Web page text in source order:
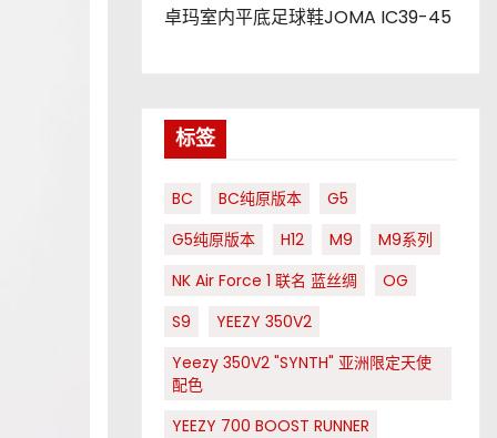
卓玛室内平底足球鞋JOMA IC39-45
标签
BC BC纯原版本
G5
G5纯原版本
H12 M9
M9系列
NK Air Force 1 联名 蓝丝绸
OG
S9
YEEZY 350V2
Yeezy 350V2 "SYNTH" 亚洲限定天使
配色
YEEZY 700 BOOST RUNNER